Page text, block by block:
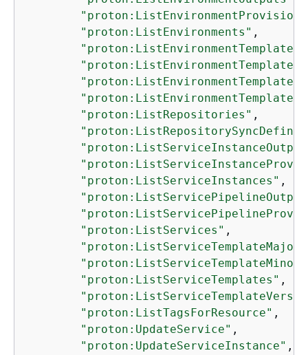
"proton:ListEnvironments" ,
"proton:ListEnvironmentTemplates"
"proton:ListRepositories" ,
"proton:ListServiceInstances" ,
"proton:ListServices" ,
"proton:ListServiceTemplates" ,
"proton:ListTagsForResource" ,
"proton:UpdateService" ,
"proton:UpdateServiceInstance" ,